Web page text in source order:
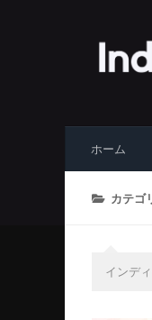
ホーム
カテゴ
インデ